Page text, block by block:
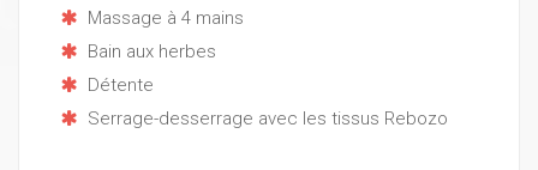
Massage à 4 mains
Bain aux herbes
Détente
Serrage-desserrage avec les tissus Rebozo